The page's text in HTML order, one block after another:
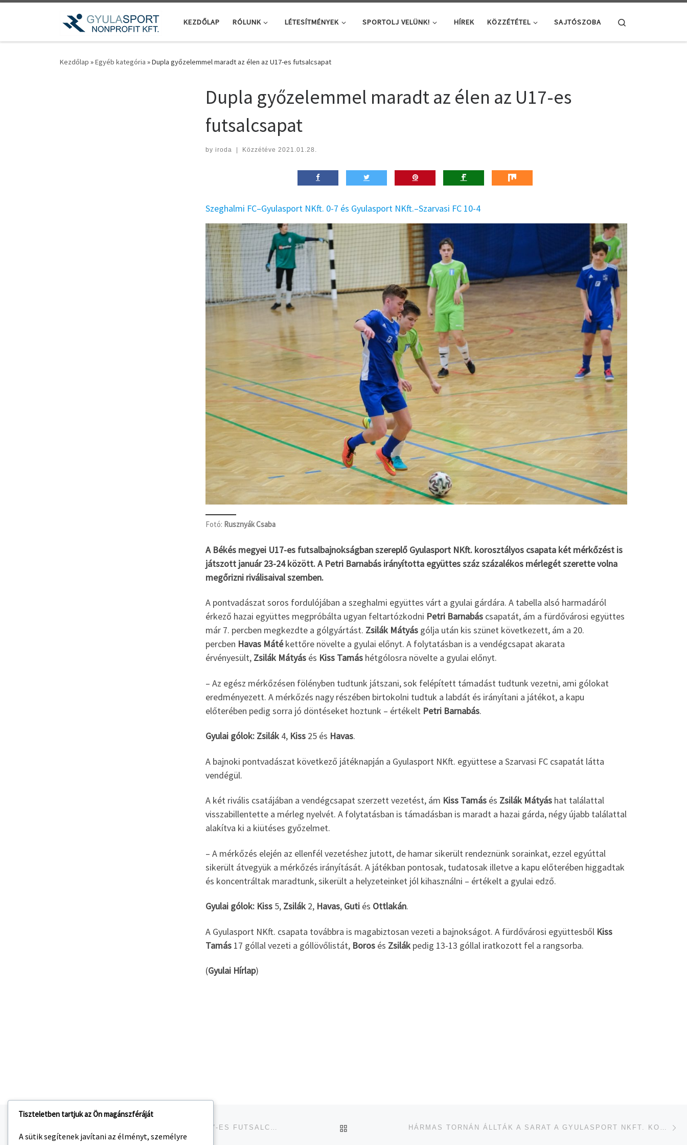
Teljes tartalom megjelenítése
KEZDŐLAP RÓLUNK LÉTESÍTMÉNYEK SPORTOLJ VELÜNK! HÍREK KÖZZÉTÉTEL SAJTÓSZOBA
Kezdőlap »Egyéb kategória »Dupla győzelemmel maradt az élen az U17-es futsalcsapat
Dupla győzelemmel maradt az élen az U17-es
futsalcsapat
by iroda | Közzétéve 2021.01.28.
Szeghalmi FC–Gyulasport NKft. 0-7 és Gyulasport NKft.–Szarvasi FC 10-4
Fotó: Rusznyák Csaba
A Békés megyei U17-es futsalbajnokságban szereplő Gyulasport NKft. korosztályos csapata két mérkőzést is
játszott január 23-24 között. A Petri Barnabás irányította együttes száz százalékos mérlegét szerette volna
megőrizni riválisaival szemben.
A pontvadászat soros fordulójában a szeghalmi együttes várt a gyulai gárdára. A tabella alsó harmadáról
érkező hazai együttes megpróbálta ugyan feltartózkodni Petri Barnabás csapatát, ám a fürdővárosi együttes
már 7. percben megkezdte a gólgyártást. Zsilák Mátyás gólja után kis szünet következett, ám a 20.
percben Havas Mátékettőre növelte a gyulai előnyt. A folytatásban is a vendégcsapat akarata
érvényesült, Zsilák Mátyás és Kiss Tamás hétgólosra növelte a gyulai előnyt.
– Az egész mérkőzésen fölényben tudtunk játszani, sok felépített támadást tudtunk vezetni, ami gólokat
eredményezett. A mérkőzés nagy részében birtokolni tudtuk a labdát és irányítani a játékot, a kapu
előterében pedig sorra jó döntéseket hoztunk – értékelt Petri Barnabás.
Gyulai gólok: Zsilák 4, Kiss 25 és Havas.
A bajnoki pontvadászat következő játéknapján a Gyulasport NKft. együttese a Szarvasi FC csapatát látta
vendégül.
A két rivális csatájában a vendégcsapat szerzett vezetést, ám Kiss Tamás és Zsilák Mátyás hat találattal
visszabillentette a mérleg nyelvét. A folytatásban is támadásban is maradt a hazai gárda, négy újabb találattal
alakítva ki a kiütéses győzelmet.
– A mérkőzés elején az ellenfél vezetéshez jutott, de hamar sikerült rendeznünk sorainkat, ezzel egyúttal
sikerült átvegyük a mérkőzés irányítását. A játékban pontosak, tudatosak illetve a kapu előterében higgadtak
és koncentráltak maradtunk, sikerült a helyzeteinket jól kihasználni – értékelt a gyulai edző.
Gyulai gólok: Kiss 5, Zsilák 2, Havas, Guti és Ottlakán.
A Gyulasport NKft. csapata továbbra is magabiztosan vezeti a bajnokságot. A fürdővárosi együttesből Kiss
Tamás 17 góllal vezeti a góllövőlistát, Boros és Zsilák pedig 13-13 góllal iratkozott fel a rangsorba.
(Gyulai Hírlap)
Navigálás a bejegyzések között
jelen bejegyzés
KIÉLEZETT MÉRKŐZÉSEN MARADT ÉLEN AZ U17-ES FUTSALCSAPAT UGRÁS AZ OLDAL TETEJÉRE HÁRMAS TORNÁN ÁLLTÁK A SARAT A GYULASPORT NKFT. KOROSZTÁLYOS JÁTÉKOSAI
Tiszteletben tartjuk az Ön magánszféráját
A sütik segítenek javítani az élményt, személyre